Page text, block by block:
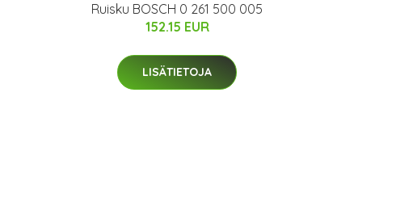
Ruisku BOSCH 0 261 500 005
152.15 EUR
LISÄTIETOJA